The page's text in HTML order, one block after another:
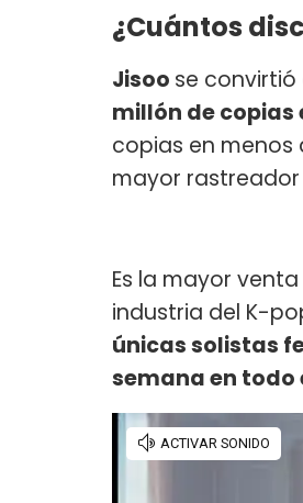
¿Cuántos
Jisoo se convirtió
millón de copias
copias en menos
mayor
Es la mayor
industria del K-
únicas solistas
semana en